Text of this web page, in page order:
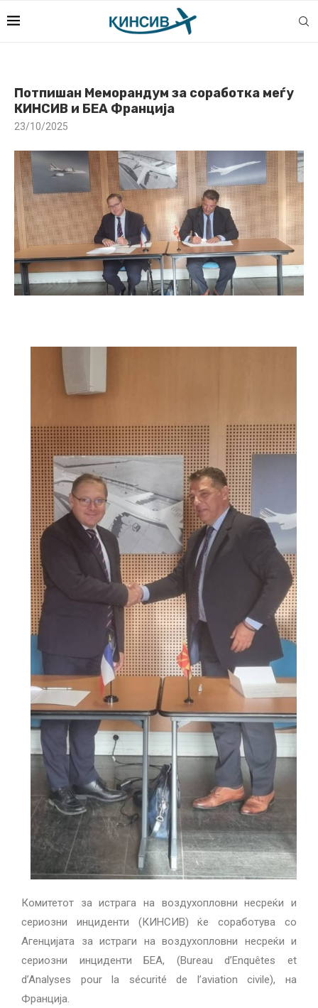
Потпишан Меморандум за соработка меѓу
КИНСИВ и БЕА Франција
23/10/2025
Комитетот за истрага на воздухопловни несреќи и
сериозни инциденти (КИНСИВ) ќе соработува со
Агенцијата за истраги на воздухопловни несреќи и
сериозни инциденти БЕА, (Bureau d’Enquêtes et
d’Analyses pour la sécurité de l’aviation civile), на
Франција.